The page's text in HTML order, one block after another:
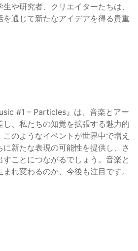
や研究者、クリエイターたちは、
通じて新たなアイデアを得る貴重
#1 – Particles』は、音楽とアー
し、私たちの知覚を拡張する魅力的
のようなイベントが世界中で増え
新たな表現の可能性を提供し、さ
すことにつながるでしょう。音楽と
れ変わるのか、今後も注目です。